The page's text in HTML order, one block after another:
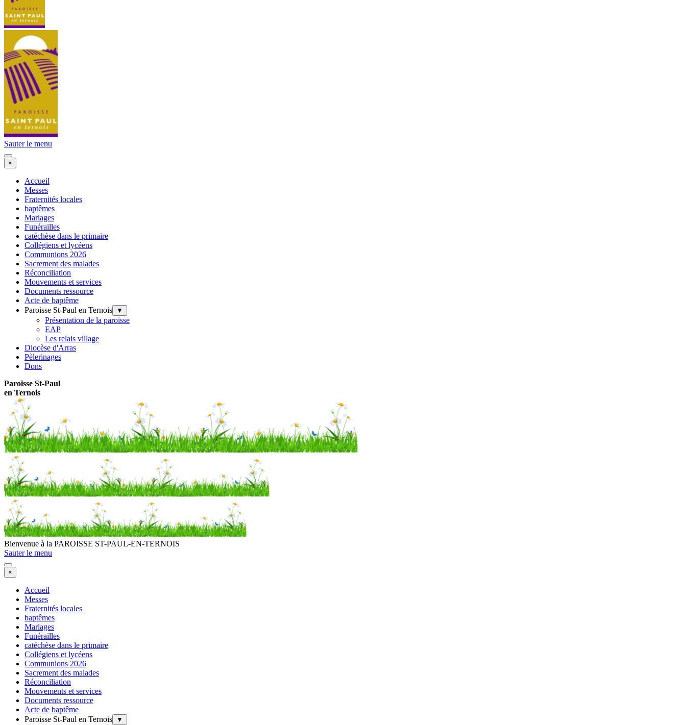
Sauter le menu
×
Accueil
Messes
Fraternités locales
baptêmes
Mariages
Funérailles
catéchèse dans le primaire
Collégiens et lycéens
Communions 2026
Sacrement des malades
Réconciliation
Mouvements et services
Documents ressource
Acte de baptême
Paroisse St-Paul en Ternois
▼
Présentation de la paroisse
EAP
Les relais village
Diocèse d'Arras
Pèlerinages
Dons
Paroisse St-Paul
en Ternois
Bienvenue à la PAROISSE ST-PAUL-EN-TERNOIS
Sauter le menu
×
Accueil
Messes
Fraternités locales
baptêmes
Mariages
Funérailles
catéchèse dans le primaire
Collégiens et lycéens
Communions 2026
Sacrement des malades
Réconciliation
Mouvements et services
Documents ressource
Acte de baptême
Paroisse St-Paul en Ternois
▼